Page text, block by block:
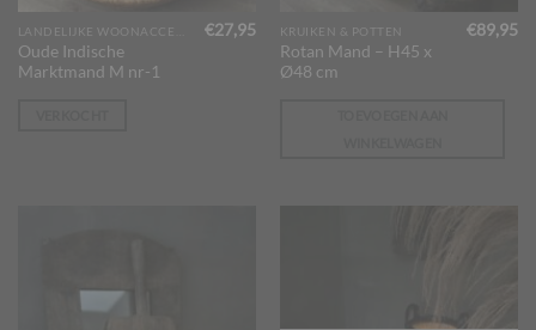
Oude Indische
Marktmand M nr-1
€27,95 KRUIKEN & POTTEN
Rotan Mand – H45 x
Ø48 cm
€89,95